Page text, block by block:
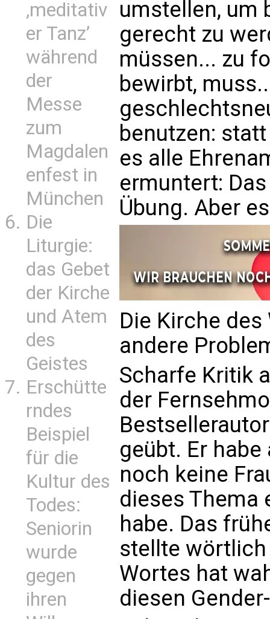
‚meditativ
er Tanz’
während
der
Messe
zum
Magdalen
enfest in
München
Die
Liturgie:
das Gebet
der Kirche
und Atem
des
Geistes
Erschütte
rndes
Beispiel
für die
Kultur des
Todes:
Seniorin
wurde
gegen
ihren
umstellen, um
gerecht zu
müssen... zu
bewirbt,
benutzen: statt
es alle
ermuntert:
Übung. Aber
Die Kirche
andere
Scharfe Kritik
der
geübt. Er
noch keine
dieses Thema
habe. Das
stellte wörtlich
Wortes hat
diesen Gender-